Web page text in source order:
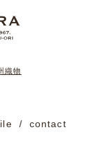
織物
contact